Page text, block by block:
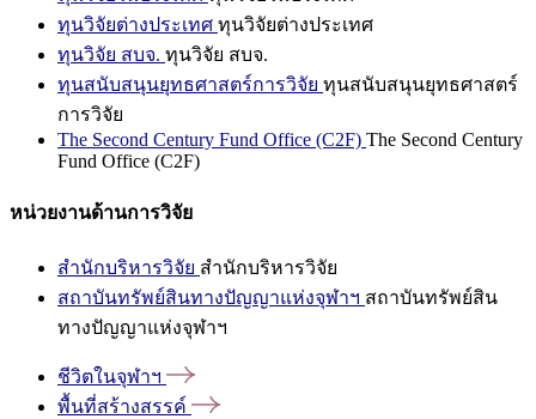
ทุนวิจัยต่างประเทศ ทุนวิจัยต่างประเทศ
ทุนวิจัย สบจ. ทุนวิจัย สบจ.
ทุนสนับสนุนยุทธศาสตร์การวิจัย ทุนสนับสนุนยุทธศาสตร์
การวิจัย
The Second Century Fund Office (C2F) The Second Century
Fund Office (C2F)
หน่วยงานด้านการวิจัย
สำนักบริหารวิจัย สำนักบริหารวิจัย
สถาบันทรัพย์สินทางปัญญาแห่งจุฬาฯ สถาบันทรัพย์สิน
ทางปัญญาแห่งจุฬาฯ
ชีวิตในจุฬาฯ
พื้นที่สร้างสรรค์